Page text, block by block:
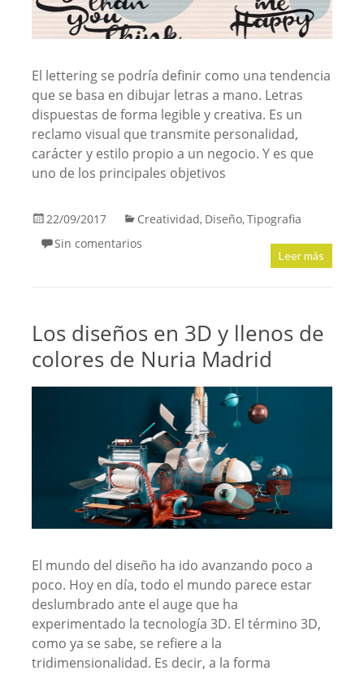
El lettering se podría definir como una tendencia
que se basa en dibujar letras a mano. Letras
dispuestas de forma legible y creativa. Es un
reclamo visual que transmite personalidad,
carácter y estilo propio a un negocio. Y es que
uno de los principales objetivos
22/09/2017 Creatividad, Diseño, Tipografia
Sin comentarios
Leer más
Los diseños en 3D y llenos de
colores de Nuria Madrid
El mundo del diseño ha ido avanzando poco a
poco. Hoy en día, todo el mundo parece estar
deslumbrado ante el auge que ha
experimentado la tecnología 3D. El término 3D,
como ya se sabe, se refiere a la
tridimensionalidad. Es decir, a la forma